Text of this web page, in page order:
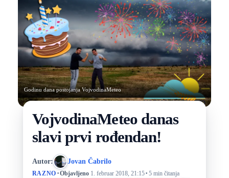
Godinu dana postojanja VojvodinaMeteo
VojvodinaMeteo danas
slavi prvi rođendan!
Autor: Jovan Čabrilo
RAZNO ·Objavljeno 1. februar 2018, 21:15· 5 min čitanja